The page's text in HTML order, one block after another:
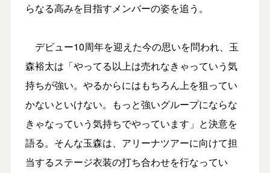
らなる高みを目指すメンバーの姿を追う。
デビュー10周年を迎えた今の思いを問われ、玉
森裕太は「やってる以上は売れなきゃっていう気
持ちが強い。やるからにはもちろん上を狙ってい
かないといけない。もっと強いグループにならな
きゃなっていう気持ちでやっています」と決意を
語る。そんな玉森は、アリーナツアーに向けて担
当するステージ衣装の打ち合わせを行なってい